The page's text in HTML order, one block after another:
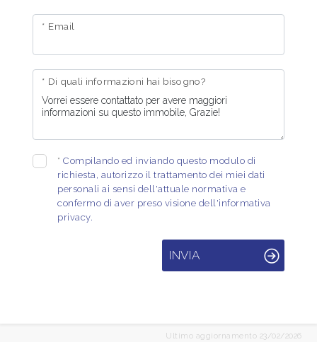
* Email
* Di quali informazioni hai bisogno?
*Compilando ed inviando questo modulo di
richiesta, autorizzo il trattamento dei miei dati
personali ai sensi dell'attuale normativa e
confermo di aver preso visione dell'informativa
privacy.
INVIA
Ultimo aggiornamento 23/02/2026